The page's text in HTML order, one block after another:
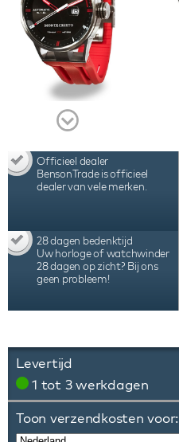
Officieel dealer
BensonTrade is officieel
dealer van vele merken.
28 dagen bedenktijd
Uw horloge of watchwinder
28 dagen op zicht? Bij ons
geen probleem!
Levertijd
1 tot 3 werkdagen
Toon verzendkosten voor: